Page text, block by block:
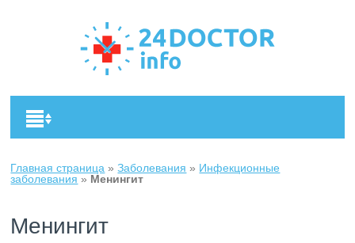
Главная страница »Заболевания » Инфекционные
заболевания » Менингит
Менингит